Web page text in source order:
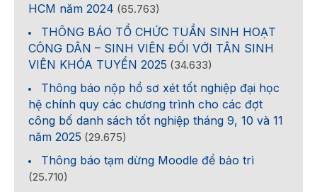
HCM năm 2024 (65.763)
THÔNG BÁO TỔ CHỨC TUẦN SINH HOẠT
CÔNG DÂN – SINH VIÊN ĐỐI VỚI TÂN SINH
VIÊN KHÓA TUYỂN 2025 (34.633)
Thông báo nộp hồ sơ xét tốt nghiệp đại học
hệ chính quy các chương trình cho các đợt
công bố danh sách tốt nghiệp tháng 9, 10 và 11
năm 2025 (29.675)
Thông báo tạm dừng Moodle để bảo trì
(25.710)